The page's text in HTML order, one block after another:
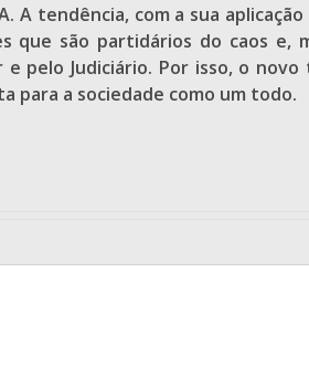
tendência, com a sua
que são partidários do caos e,
pelo Judiciário. Por isso, o
para a sociedade como um todo.